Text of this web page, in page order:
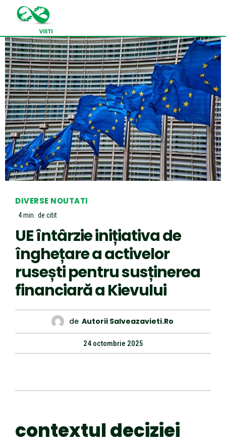
DIVERSE NOUTATI
4min. de citit
UE întârzie inițiativa de
înghețare a activelor
rusești pentru susținerea
financiară a Kievului
de Autorii Salveazavieti.ro
24 octombrie 2025
contextul deciziei